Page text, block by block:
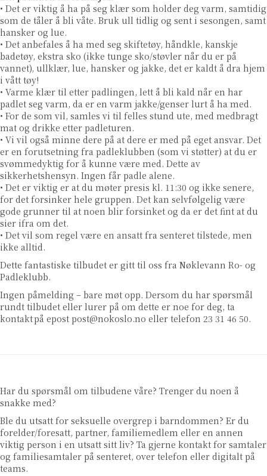
• Det er viktig å ha på seg klær som holder deg varm, samtidig
som de tåler å bli våte. Bruk ull tidlig og sent i sesongen, samt
hansker og lue.
• Det anbefales å ha med seg skiftetøy, håndkle, kanskje
badetøy, ekstra sko (ikke tunge sko/støvler når du er på
vannet), ullklær, lue, hansker og jakke, det er kaldt å dra hjem
i vått tøy!
• Varme klær til etter padlingen, lett å bli kald når en har
padlet seg varm, da er en varm jakke/genser lurt å ha med.
• For de som vil, samles vi til felles stund ute, med medbragt
mat og drikke etter padleturen.
• Vi vil også minne dere på at dere er med på eget ansvar. Det
er en forutsetning fra padleklubben (som vi støtter) at du er
svømmedyktig for å kunne være med. Dette av
sikkerhetshensyn. Ingen får padle alene.
• Det er viktig er at du møter presis kl. 11:30 og ikke senere,
for det forsinker hele gruppen. Det kan selvfølgelig være
gode grunner til at noen blir forsinket og da er det fint at du
sier ifra om det.
• Det vil som regel være en ansatt fra senteret tilstede, men
ikke alltid.
Dette fantastiske tilbudet er gitt til oss fra Nøklevann Ro- og
Padleklubb.
Ingen påmelding – bare møt opp. Dersom du har spørsmål
rundt tilbudet eller lurer på om dette er noe for deg, ta
kontakt på epost post@nokoslo.no eller telefon 23 31 46 50.
Har du spørsmål om tilbudene våre? Trenger du noen å
snakke med?
Ble du utsatt for seksuelle overgrep i barndommen? Er du
forelder/foresatt, partner, familiemedlem eller en annen
viktig person i en utsatt sitt liv? Ta gjerne kontakt for samtaler
og familiesamtaler på senteret, over telefon eller digitalt på
teams.